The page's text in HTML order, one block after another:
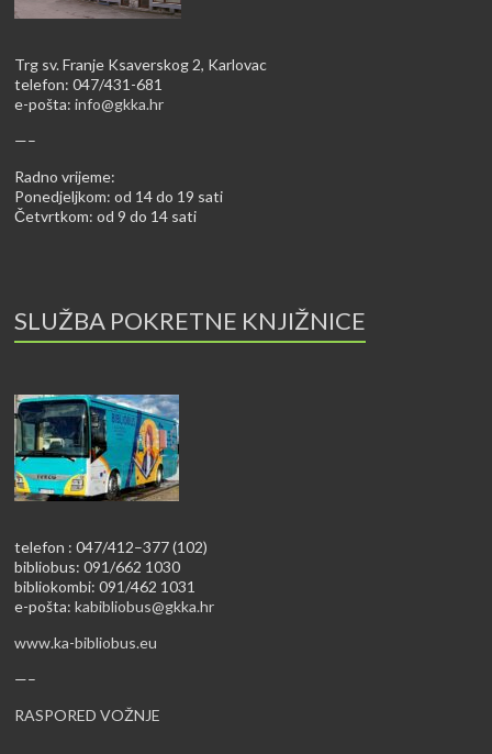
Trg sv. Franje Ksaverskog 2, Karlovac
telefon: 047/431-681
e-pošta:info@gkka.hr
—–
Radno vrijeme:
Ponedjeljkom: od 14 do 19 sati
Četvrtkom: od 9 do 14 sati
SLUŽBA POKRETNE KNJIŽNICE
telefon : 047/412–377 (102)
bibliobus: 091/662 1030
bibliokombi: 091/462 1031
e-pošta:kabibliobus@gkka.hr
www.ka-bibliobus.eu
—–
RASPORED VOŽNJE